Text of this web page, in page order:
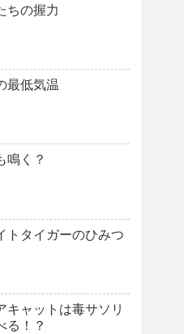
ちの握力
最低気温
鳴く？
トタイガーのひみつ
キャットは毒サソリ
る！？